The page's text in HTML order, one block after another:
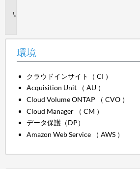
環境
クラウドインサイト（ CI ）
Acquisition Unit （ AU ）
Cloud Volume ONTAP （ CVO ）
Cloud Manager （ CM ）
データ保護（DP）
Amazon Web Service （ AWS ）